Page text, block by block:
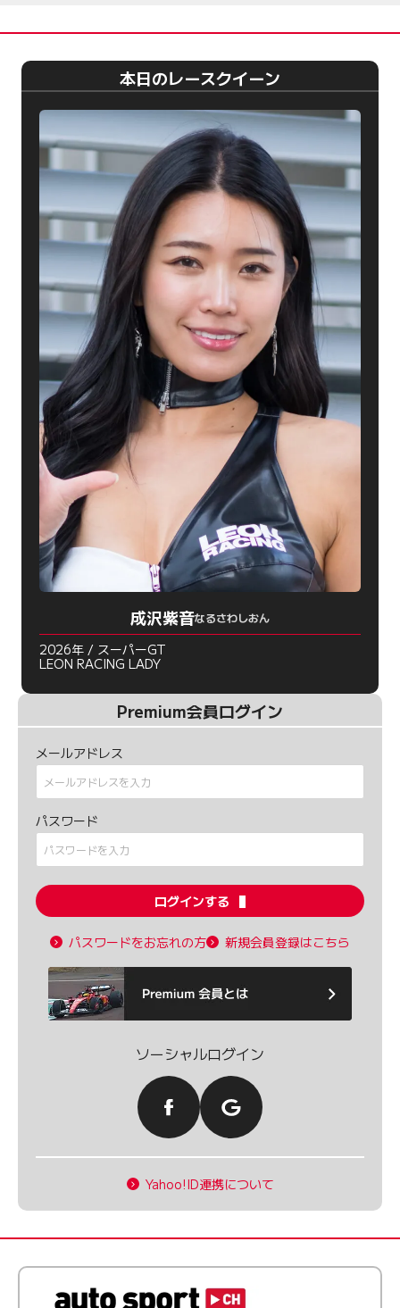
本日のレースクイーン
成沢紫音なるさわしおん
2026年 / スーパーGT
LEON RACING LADY
Premium会員ログイン
メールアドレス
パスワード
ログインする
パスワードをお忘れの方 新規会員登録はこちら
ソーシャルログイン
Yahoo!ID連携について